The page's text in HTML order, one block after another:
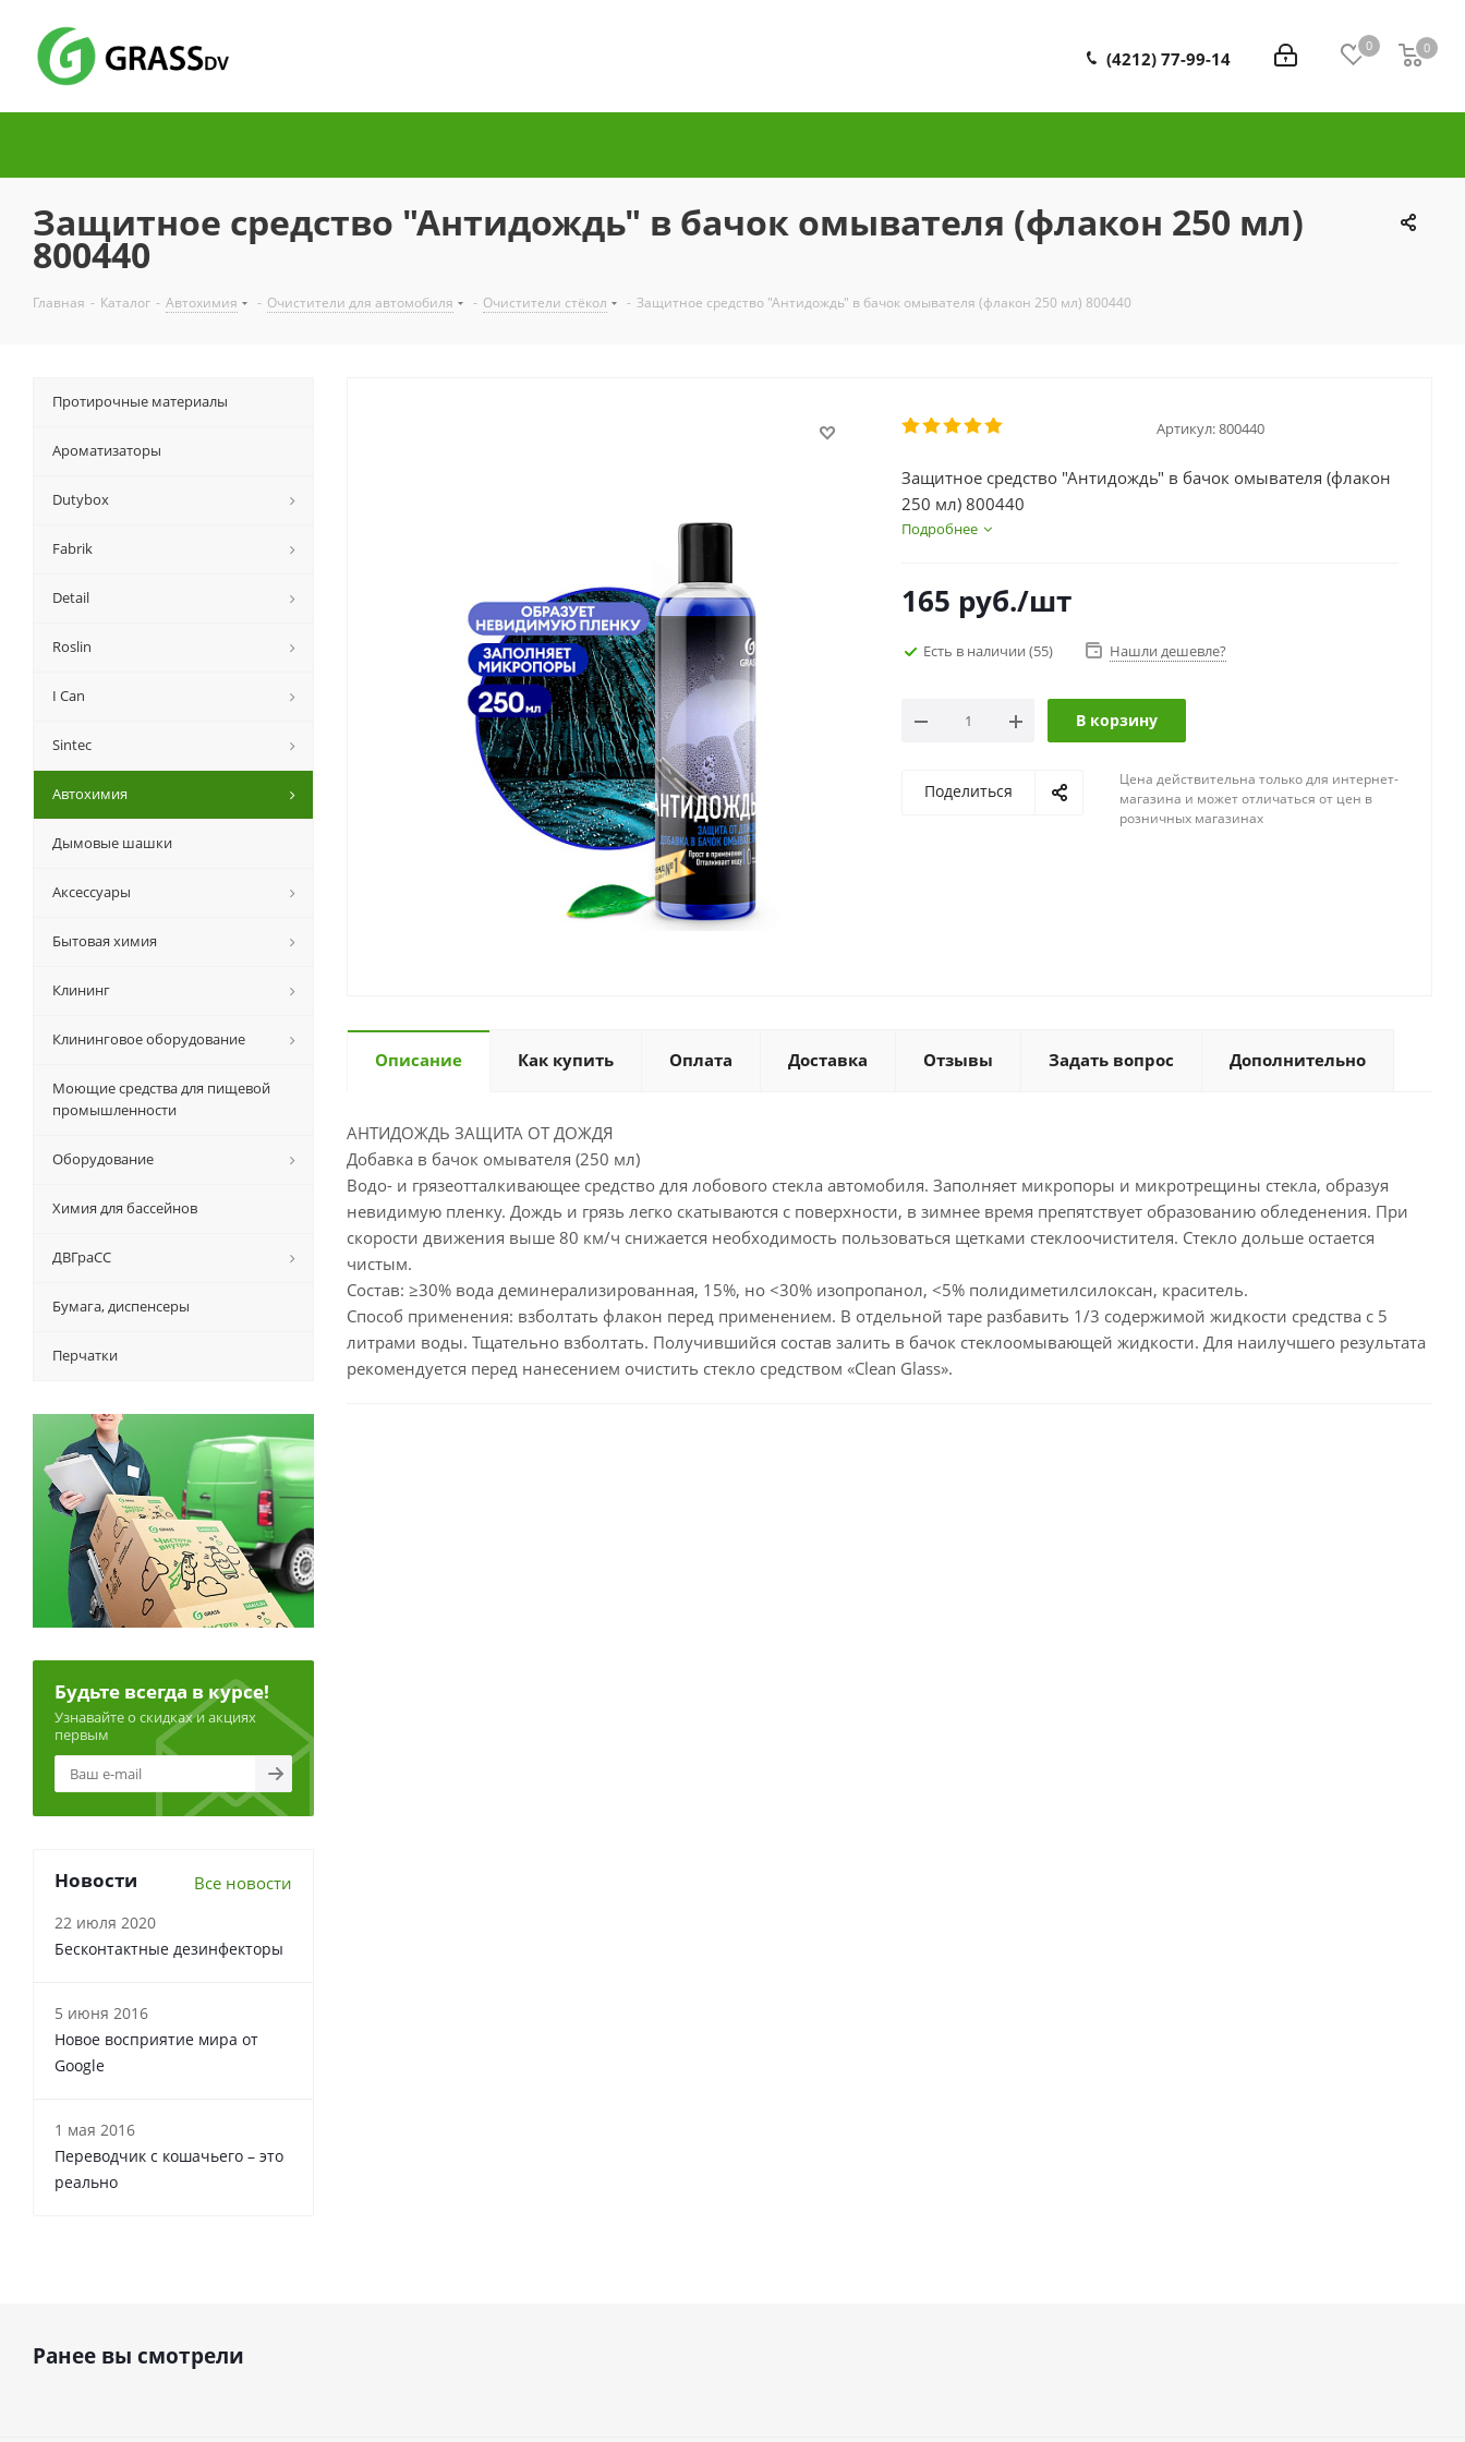
0 0
0
(4212) 77-99-14
Защитное средство "Антидождь" в бачок омывателя (флакон 250 мл)
800440
Главная - Каталог - Автохимия - Очистители для автомобиля - Очистители стёкол - Защитное средство "Антидождь" в бачок омывателя (флакон 250 мл) 800440
Артикул:800440
Защитное средство "Антидождь" в бачок омывателя (флакон
250 мл) 800440
Подробнее
165 руб./шт
Есть в наличии (55) Нашли дешевле?
В корзину
Поделиться
Цена действительна только для интернет-
магазина и может отличаться от цен в
розничных магазинах
Описание Как купить Оплата Доставка Отзывы Задать вопрос Дополнительно
АНТИДОЖДЬ ЗАЩИТА ОТ ДОЖДЯ
Добавка в бачок омывателя (250 мл)
Водо- и грязеотталкивающее средство для лобового стекла автомобиля. Заполняет микропоры и микротрещины стекла, образуя
невидимую пленку. Дождь и грязь легко скатываются с поверхности, в зимнее время препятствует образованию обледенения. При
скорости движения выше 80 км/ч снижается необходимость пользоваться щетками стеклоочистителя. Стекло дольше остается
чистым.
Состав: ≥30% вода деминерализированная, 15%, но <30% изопропанол, <5% полидиметилсилоксан, краситель.
Способ применения: взболтать флакон перед применением. В отдельной таре разбавить 1/3 содержимой жидкости средства с 5
литрами воды. Тщательно взболтать. Получившийся состав залить в бачок стеклоомывающей жидкости. Для наилучшего результата
рекомендуется перед нанесением очистить стекло средством «Clean Glass».
Протирочные материалы
Ароматизаторы
Dutybox
Fabrik
Detail
Roslin
I Can
Sintec
Автохимия
Дымовые шашки
Аксессуары
Бытовая химия
Клининг
Клининговое оборудование
Моющие средства для пищевой
промышленности
Оборудование
Химия для бассейнов
ДВГраСС
Бумага, диспенсеры
Перчатки
Будьте всегда в курсе!
Узнавайте о скидках и акциях
первым
Новости Все новости
22 июля 2020
Бесконтактные дезинфекторы
5 июня 2016
Новое восприятие мира от
Google
1 мая 2016
Переводчик с кошачьего – это
реально
Ранее вы смотрели